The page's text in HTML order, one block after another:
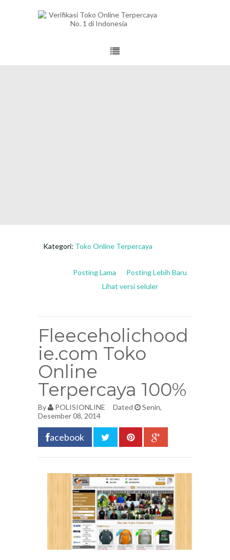
Kategori: Toko Online Terpercaya
Posting Lebih Baru
Posting Lama
Lihat versi seluler
Fleeceholichood
ie.com Toko
Online
Terpercaya 100%
By POLISIONLINE Dated
Senin,
Desember 08, 2014
acebook